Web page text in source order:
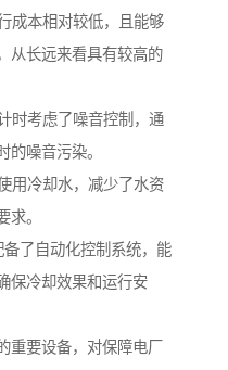
成本相对较低，且能够
从长远来看具有较高的
时考虑了噪音控制，通
的噪音污染。
用冷却水，减少了水资
求。
了自动化控制系统，能
保冷却效果和运行安
要设备，对保障电厂